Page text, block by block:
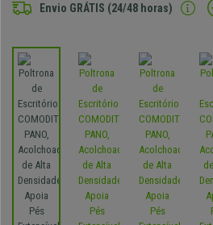
Envio GRÁTIS (24/48 horas)